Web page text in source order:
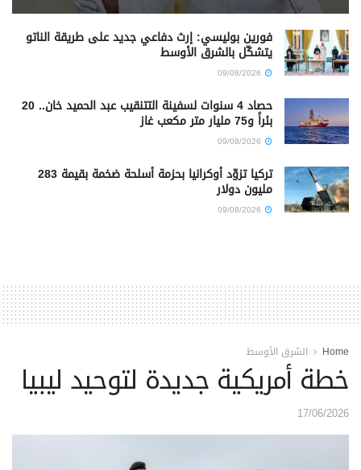
فورين بوليسي: إرث دفاعي جديد على طريقة الناتو
يتشكّل بالشرق الأوسط
حصاد 4 سنوات لسفينة التتنقيب عبد الحميد خان.. 20
بئراً و75 مليار متر مكعب غاز
تركيا تزوّد أوكرانيا بحزمة أسلحة ضخمة بقيمة 283
مليون دولار
Home الشرق الأوسط
خطة أمريكية جديدة لتوحيد ليبيا
17/06/2026